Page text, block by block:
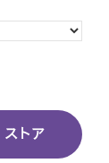
ストア